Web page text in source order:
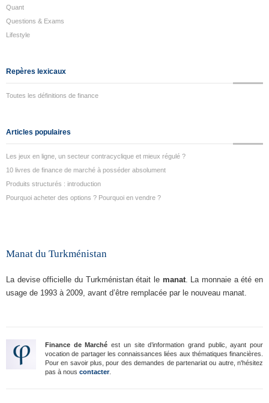
Quant
Questions & Exams
Lifestyle
Repères lexicaux
Toutes les définitions de finance
Articles populaires
Les jeux en ligne, un secteur contracyclique et mieux régulé ?
10 livres de finance de marché à posséder absolument
Produits structurés : introduction
Pourquoi acheter des options ? Pourquoi en vendre ?
Manat du Turkménistan
La devise officielle du Turkménistan était le manat. La monnaie a été en
usage de 1993 à 2009, avant d’être remplacée par le nouveau manat.
Finance de Marché est un site d’information grand public, ayant pour
vocation de partager les connaissances liées aux thématiques financières.
Pour en savoir plus, pour des demandes de partenariat ou autre, n'hésitez
pas à nous contacter.